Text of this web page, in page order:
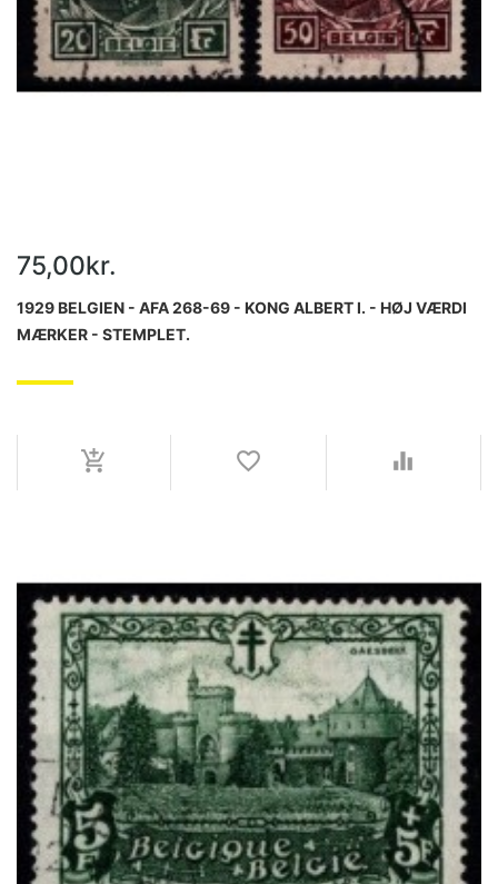
75,00kr.
1929 BELGIEN - AFA 268-69 - KONG ALBERT I. - HØJ VÆRDI
MÆRKER - STEMPLET.